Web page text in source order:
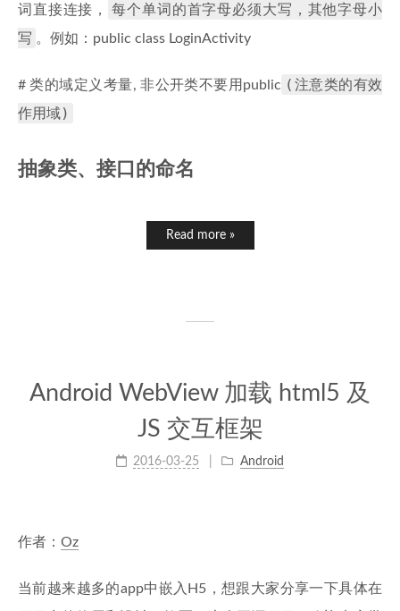
词直接连接，
每个单词的首字母必须大写，其他字母小
写 。例如：public class LoginActivity
# 类的域定义考量, 非公开类不要用public (注意类的有效
作用域)
抽象类、接口的命名
Read more »
Android WebView 加载 html5 及
JS 交互框架
2016-03-25 Android
作者： Oz
当前越来越多的app中嵌入H5，想跟大家分享一下具体在